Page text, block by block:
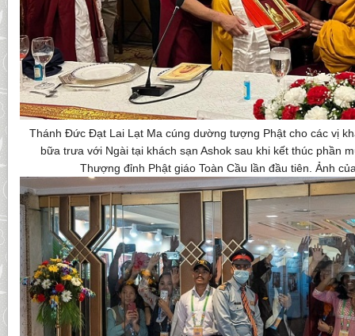
Thánh Đức Đạt Lai Lạt Ma cúng dường tượng Phật cho các vị
bữa trưa với Ngài tại khách sạn Ashok sau khi kết thúc phần
Thượng đỉnh Phật giáo Toàn Cầu lần đầu tiên. Ảnh